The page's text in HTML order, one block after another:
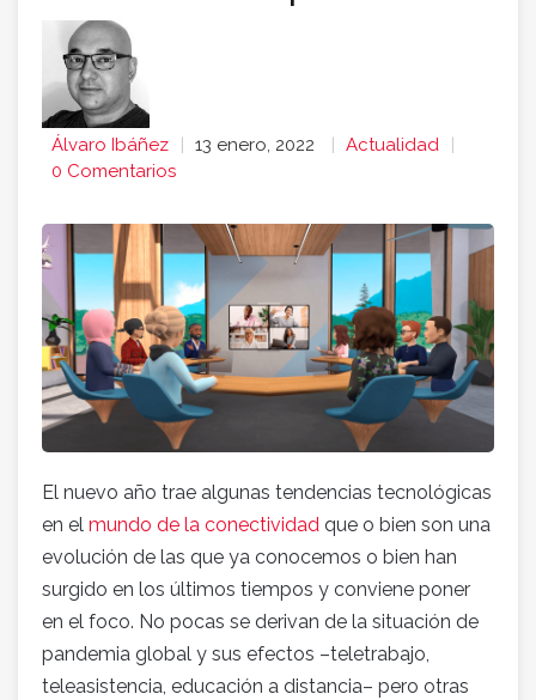
Álvaro Ibáñez 13 enero, 2022
Actualidad
0 Comentarios
El nuevo año trae algunas tendencias tecnológicas
en el mundo de la conectividad que o bien son una
evolución de las que ya conocemos o bien han
surgido en los últimos tiempos y conviene poner
en el foco. No pocas se derivan de la situación de
pandemia global y sus efectos –teletrabajo,
teleasistencia, educación a distancia– pero otras